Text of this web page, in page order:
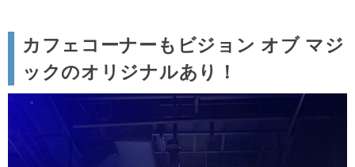
カフェコーナーもビジョン オブ マジ
ックのオリジナルあり！